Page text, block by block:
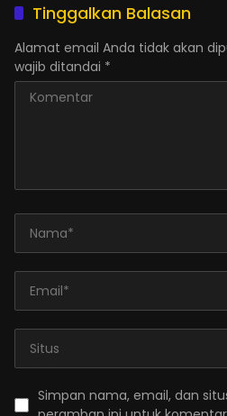
Tinggalkan Balasan
Alamat email Anda tidak akan
wajib ditandai *
Simpan nama, email, dan